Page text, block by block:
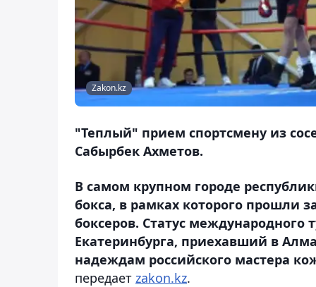
Zakon.kz
"Теплый" прием спортсмену из
Сабырбек Ахметов.
В самом крупном городе
бокса, в рамках которого прошли
боксеров. Статус международного
Екатеринбурга, приехавший в
надеждам российского мастера
передает zakon.kz.